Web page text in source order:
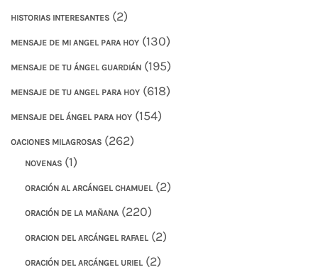
HISTORIAS INTERESANTES (2)
MENSAJE DE MI ANGEL PARA HOY (130)
MENSAJE DE TU ÁNGEL GUARDIÁN (195)
MENSAJE DE TU ANGEL PARA HOY (618)
MENSAJE DEL ÁNGEL PARA HOY (154)
OACIONES MILAGROSAS (262)
NOVENAS (1)
ORACIÓN AL ARCÁNGEL CHAMUEL (2)
ORACIÓN DE LA MAÑANA (220)
ORACION DEL ARCÁNGEL RAFAEL (2)
ORACIÓN DEL ARCÁNGEL URIEL (2)